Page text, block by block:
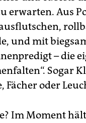
erwarten. Aus
und mit
– die
Sogar
Fächer oder
Im Moment